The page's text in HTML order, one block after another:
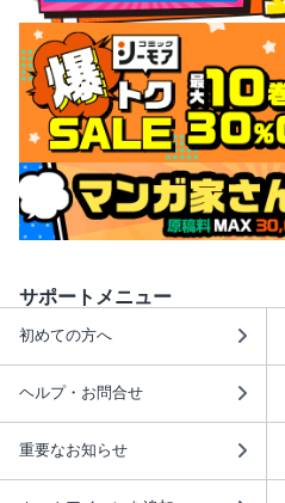
サポートメニュー
初めての方へ
ヘルプ・お問合せ
重要なお知らせ